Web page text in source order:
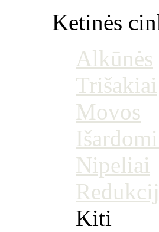
Ketinės
Alkūnės
Trišakiai
Movos
Nipeliai
Kiti